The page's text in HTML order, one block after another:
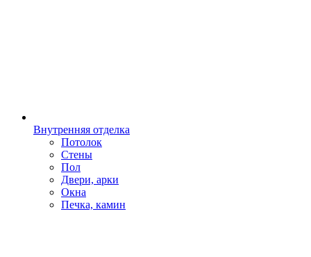
Внутренняя отделка
Потолок
Стены
Пол
Двери, арки
Окна
Печка, камин